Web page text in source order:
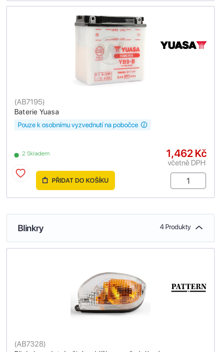
Baterie Yuasa
(AB7195)
2 Skladem
Pouze k osobnímu vyzvednutí na pobočce
1,462 Kč
včetně DPH
PŘIDAT DO KOŠÍKU
Blinkry 4 Produkty
(AB7328)